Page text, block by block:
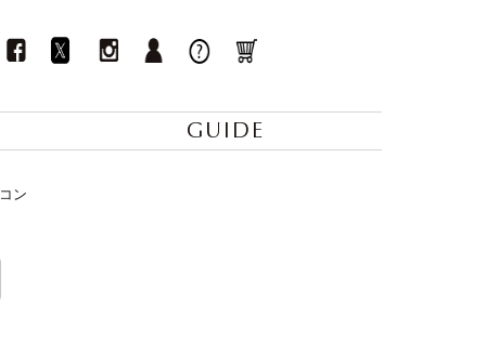
GUIDE
ン